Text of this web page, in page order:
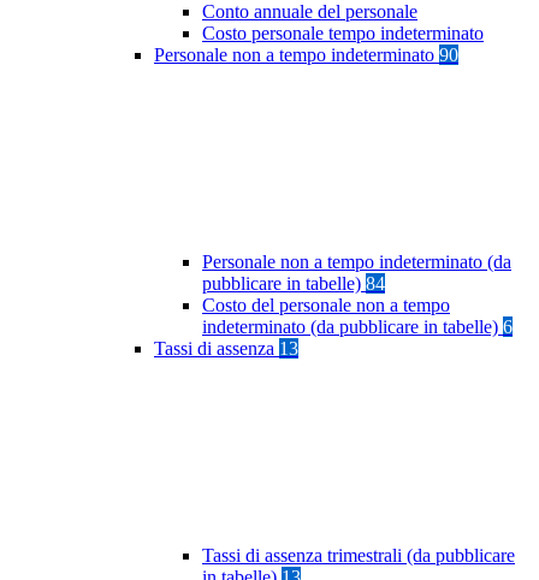
Conto annuale del personale
Costo personale tempo indeterminato
Personale non a tempo indeterminato 90
Personale non a tempo indeterminato (da
pubblicare in tabelle) 84
Costo del personale non a tempo
indeterminato (da pubblicare in tabelle) 6
Tassi di assenza 13
Tassi di assenza trimestrali (da pubblicare